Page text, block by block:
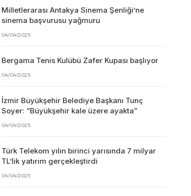
Milletlerarası Antakya Sinema Şenliği’ne
sinema başvurusu yağmuru
04/04/2025
Bergama Tenis Kulübü Zafer Kupası başlıyor
04/04/2025
İzmir Büyükşehir Belediye Başkanı Tunç
Soyer: “Büyükşehir kale üzere ayakta”
04/04/2025
Türk Telekom yılın birinci yarısında 7 milyar
TL’lik yatırım gerçekleştirdi
04/04/2025